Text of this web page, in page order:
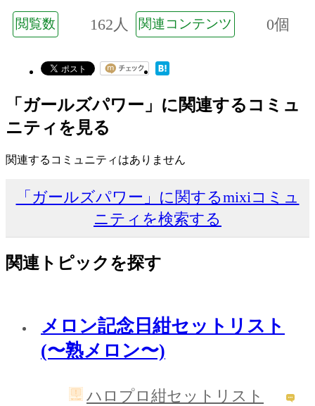
閲覧数 162人 関連コンテンツ 0個
「ガールズパワー」に関連するコミュ
ニティを見る
関連するコミュニティはありません
「ガールズパワー」に関するmixiコミュ
ニティを検索する
関連トピックを探す
メロン記念日紺セットリスト
(〜熟メロン〜)
ハロプロ紺セットリスト